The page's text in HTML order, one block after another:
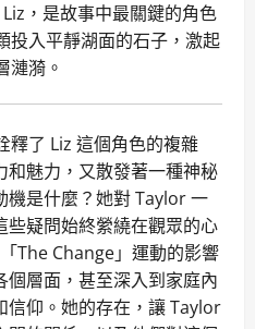
，是故事中最關鍵的角色
投入平靜湖面的石子，激起
漣漪。
了 Liz 這個角色的複雜
魅力，又散發著一種神秘
機是什麼？她對 Taylor 一
些疑問始終縈繞在觀眾的心
The Change」運動的影響
層面，甚至深入到家庭內
信仰。她的存在，讓 Taylor